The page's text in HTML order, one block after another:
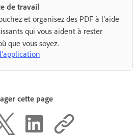
de travail
et organisez des PDF à l’aide
qui vous aident à rester
que vous soyez.
cette page